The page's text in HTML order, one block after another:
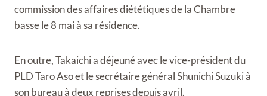
commission des affaires diététiques de la Chambre
basse le 8 mai à sa résidence.
En outre, Takaichi a déjeuné avec le vice-président du
PLD Taro Aso et le secrétaire général Shunichi Suzuki à
son bureau à deux reprises depuis avril.